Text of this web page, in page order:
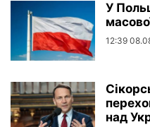
У
12:39
над